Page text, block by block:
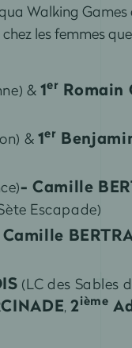
Walking
les femmes
& 1er Romain
& 1er
- Camille
Escapade)
(LC des Sables
,2ième